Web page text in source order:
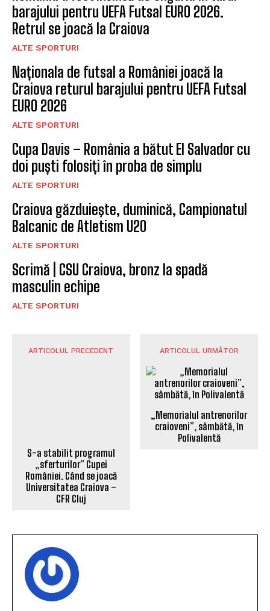
barajului pentru UEFA Futsal EURO 2026.
Retrul se joacă la Craiova
ALTE SPORTURI
Naționala de futsal a României joacă la
Craiova returul barajului pentru UEFA Futsal
EURO 2026
ALTE SPORTURI
Cupa Davis – România a bătut El Salvador cu
doi puști folosiți în proba de simplu
ALTE SPORTURI
Craiova găzduieşte, duminică, Campionatul
Balcanic de Atletism U20
ALTE SPORTURI
Scrimă | CSU Craiova, bronz la spadă
masculin echipe
ALTE SPORTURI
ARTICOLUL PRECEDENT
„sferturilor” Cupei
României. Când se joacă
Universitatea Craiova –
CFR Cluj
ARTICOLUL URMĂTOR
„Memorialul antrenorilor
craioveni”, sâmbătă, în
Polivalentă
DANIEL CRUCERU